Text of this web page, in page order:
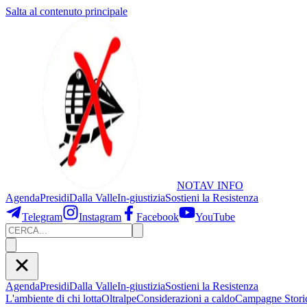
Salta al contenuto principale
NOTAV INFO
AgendaPresidiDalla ValleIn-giustiziaSostieni la Resistenza
Telegram
Instagram Facebook YouTube
AgendaPresidiDalla ValleIn-giustiziaSostieni la Resistenza
L'ambiente di chi lottaOltralpeConsiderazioni a caldoCampagne